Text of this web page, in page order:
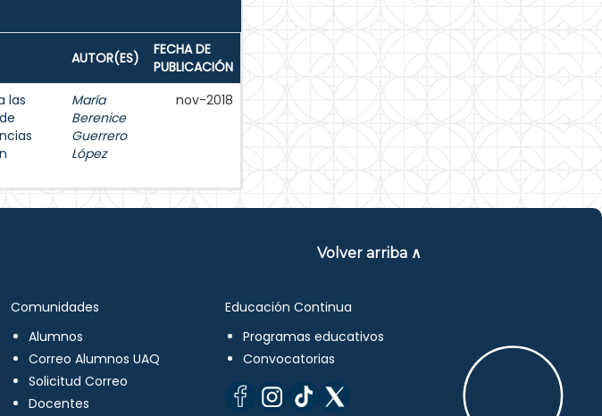
AUTOR(ES)
FECHA DE
PUBLICACIÓN
las
María
Berenice
Guerrero
López
nov-2018
Volver arriba ∧
Comunidades
Alumnos
Correo Alumnos UAQ
Solicitud Correo
Docentes
Educación Continua
Programas educativos
Convocatorias